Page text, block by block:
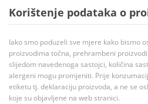
Korištenje podataka o
Iako smo poduzeli sve mjere kako bismo
proizvodima točna, prehrambeni
slijedom navedenoga sastojci, količina
alergeni mogu promjeniti. Prije
etiketu tj. deklaraciju proizvoda, a ne se
koje su objavljene na web stranici.